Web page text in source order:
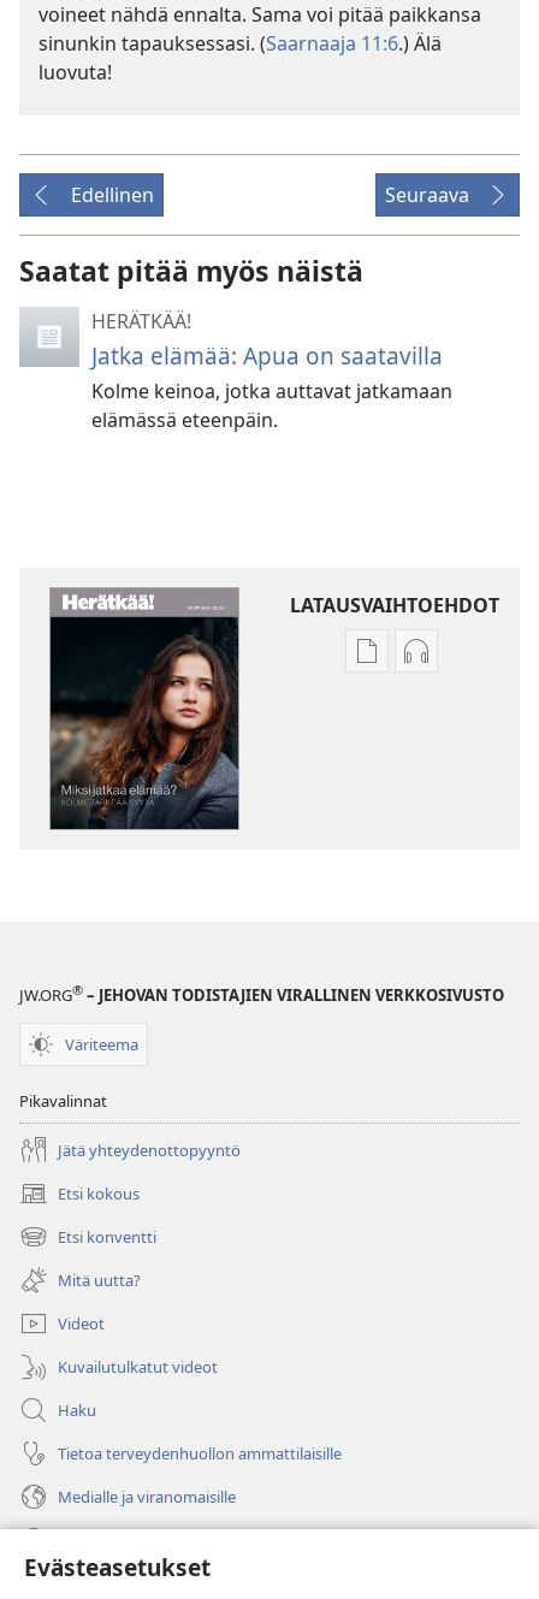
Evästeasetukset
voineet nähdä ennalta. Sama voi pitää paikkansa
sinunkin tapauksessasi. (Saarnaaja 11:6.) Älä
luovuta!
Edellinen Seuraava
Saatat pitää myös näistä
HERÄTKÄÄ!
Jatka elämää: Apua on saatavilla
Kolme keinoa, jotka auttavat jatkamaan
elämässä eteenpäin.
LATAUSVAIHTOEHDOT
JulkaisujenÄänitteiden
JW.ORG® – JEHOVAN TODISTAJIEN VIRALLINEN VERKKOSIVUSTO
Väriteema
Pikavalinnat
Jätä yhteydenottopyyntö
Etsi kokous
(avaa
uuden
ikkunan)
Etsi konventti
(avaa
uuden
ikkunan)
Mitä uutta?
Videot
Kuvailutulkatut videot
Haku
Tietoa terveydenhuollon ammattilaisille
Medialle ja viranomaisille